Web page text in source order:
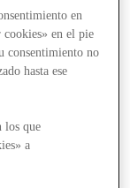
en
en el pie
consentimiento no
hasta ese
los que
a